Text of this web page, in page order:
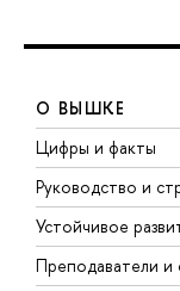
О ВЫШКЕ
Цифры и факты
Руководство и
Устойчивое
Преподаватели и